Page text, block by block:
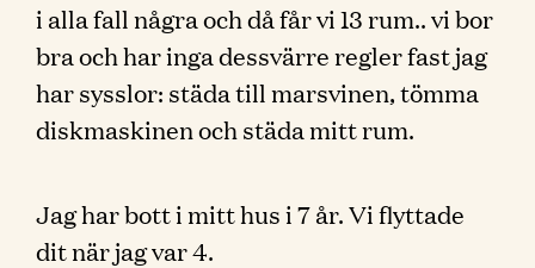
i alla fall några och då får vi 13 rum.. vi bor
bra och har inga dessvärre regler fast jag
har sysslor: städa till marsvinen, tömma
diskmaskinen och städa mitt rum.
Jag har bott i mitt hus i 7 år. Vi flyttade
dit när jag var 4.